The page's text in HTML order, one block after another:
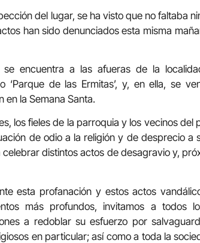
del lugar, se ha visto que no faltaba
han sido denunciados esta misma
encuentra a las afueras de la
‘Parque de las Ermitas’, y, en ella, se
en la Semana Santa.
los fieles de la parroquia y los vecinos
de odio a la religión y de desprecio a
distintos actos de desagravio y,
esta profanación y estos actos
más profundos, invitamos a todos
a redoblar su esfuerzo por
en particular; así como a toda la